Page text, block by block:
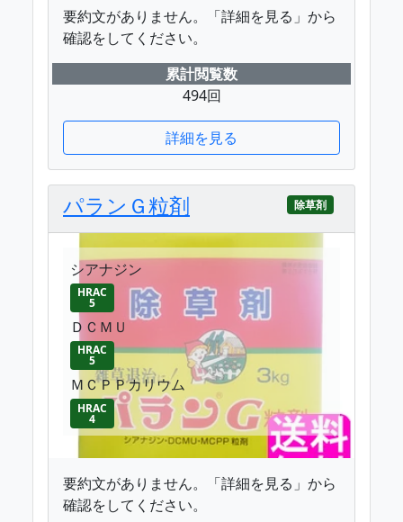
要約文がありません。「詳細を見る」から
確認をしてください。
累計閲覧数
494回
詳細を見る
パランＧ粒剤 除草剤
シアナジン
HRAC
5
ＤＣＭＵ
HRAC
5
ＭＣＰＰカリウム
HRAC
4
要約文がありません。「詳細を見る」から
確認をしてください。